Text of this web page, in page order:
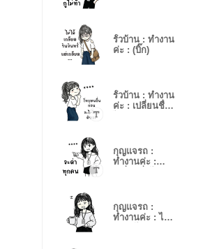
รั้วบ้าน : ทำงาน
ค่ะ : (บิ๊ก)
รั้วบ้าน : ทำงาน
ค่ะ : เปลี่ยนชื่อ
กุญแจรถ :
ทำงานค่ะ :
กุญแจรถ :
ทำงานค่ะ : ไม่